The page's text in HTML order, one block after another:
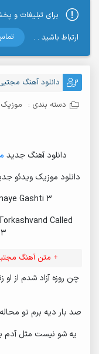
برای تبلیغات و
ارتباط باشید . .
دانلود آهنگ
دسته بندی :
موزیک
دانلود آهنگ جدید
دانلود موزیک ویدئو
Gashti 3
Called
+ متن آهنگ
چن روزه آزاد شدم از
صد بار دیه برم تو
یه شو نیست مثل آدم